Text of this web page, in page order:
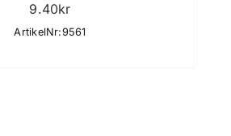
9.40kr
ArtikelNr:9561